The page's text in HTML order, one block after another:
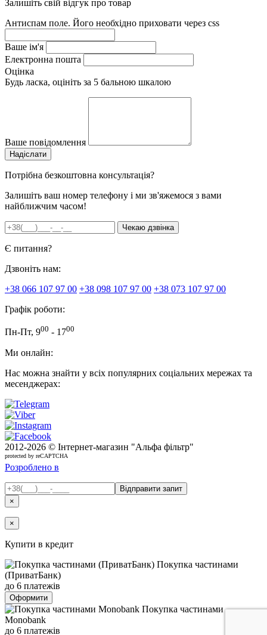
Залишіть свій відгук про товар
Антиспам поле. Його необхідно приховати через css
Ваше ім'я
Електронна пошта
Оцінка
Будь ласка, оцініть за 5 бальною шкалою
Ваше повідомлення
Потрібна безкоштовна консультація?
Залишіть ваш номер телефону і ми зв'яжемося з вами
найближчим часом!
Є питання?
Дзвоніть нам:
+38 066 107 97 00 +38 098 107 97 00 +38 073 107 97 00
Графік роботи:
Пн-Пт, 900 - 1700
Ми онлайн:
Нас можна знайти у всіх популярних соціальних мережах та
месенджерах:
2012-2026 © Інтернет-магазин "Альфа фільтр"
protected by reCAPTCHA
Розроблено в
×
×
Купити в кредит
Покупка частинами
(ПриватБанк)
до 6 платежів
Оформити
Покупка частинами
Monobank
до 6 платежів